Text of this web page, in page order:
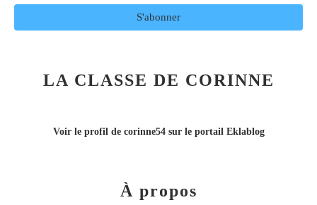
LA CLASSE DE CORINNE
Voir le profil de corinne54sur le portail Eklablog
À propos